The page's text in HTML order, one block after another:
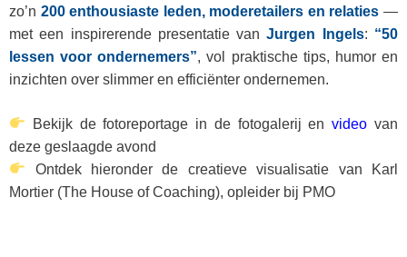
zo’n 200 enthousiaste leden, moderetailers en relaties —
met een inspirerende presentatie vanJurgen Ingels: “50
lessen voor ondernemers”, vol praktische tips, humor en
inzichten over slimmer en efficiënter ondernemen.
Bekijk de fotoreportage in de fotogalerij envideo van
deze geslaagde avond
Ontdek hieronder de creatieve visualisatie van Karl
Mortier (The House of Coaching), opleider bij PMO